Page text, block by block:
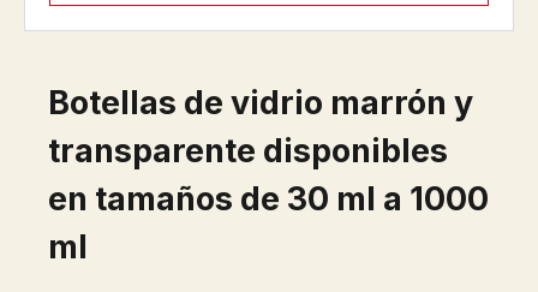
Botellas de vidrio marrón y
transparente disponibles
en tamaños de 30 ml a 1000
ml